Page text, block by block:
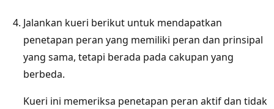
Jalankan kueri berikut untuk mendapatkan
penetapan peran yang memiliki peran dan prinsipal
yang sama, tetapi berada pada cakupan yang
berbeda.
Kueri ini memeriksa penetapan peran aktif dan tidak